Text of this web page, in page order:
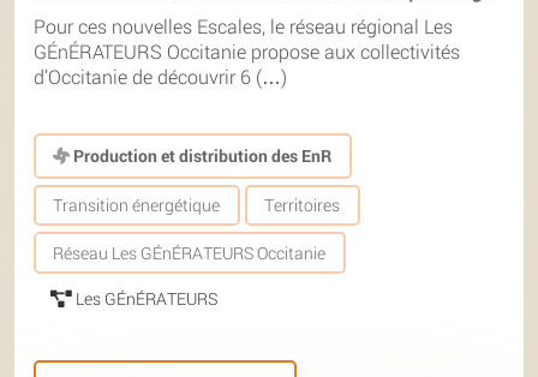
Pour ces nouvelles Escales, le réseau régional Les
GÉnÉRATEURS Occitanie propose aux collectivités
d’Occitanie de découvrir 6 (…)
Production et distribution des EnR
Transition énergétique Territoires
Réseau Les GÉnÉRATEURS Occitanie
Les GÉnÉRATEURS